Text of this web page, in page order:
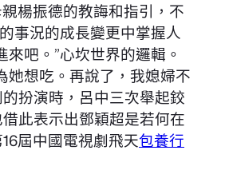
親楊振德的教誨和指引，不
事況的成長變更中掌握人
吧。”心坎世界的邏輯。
她想吃。再說了，我媳婦不
扮演時，呂中三次舉起鉸
此表示出鄧穎超是若何在
屆中國電視劇飛天包養行